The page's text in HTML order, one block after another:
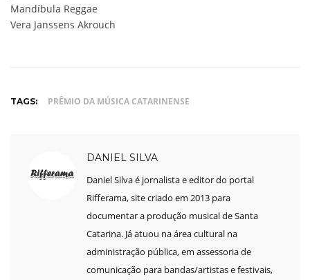
Mandíbula Reggae
Vera Janssens Akrouch
TAGS: PRÊMIO DA MÚSICA CATARINENSE
DANIEL SILVA
Daniel Silva é jornalista e editor do portal
Rifferama, site criado em 2013 para
documentar a produção musical de Santa
Catarina. Já atuou na área cultural na
administração pública, em assessoria de
comunicação para bandas/artistas e festivais,